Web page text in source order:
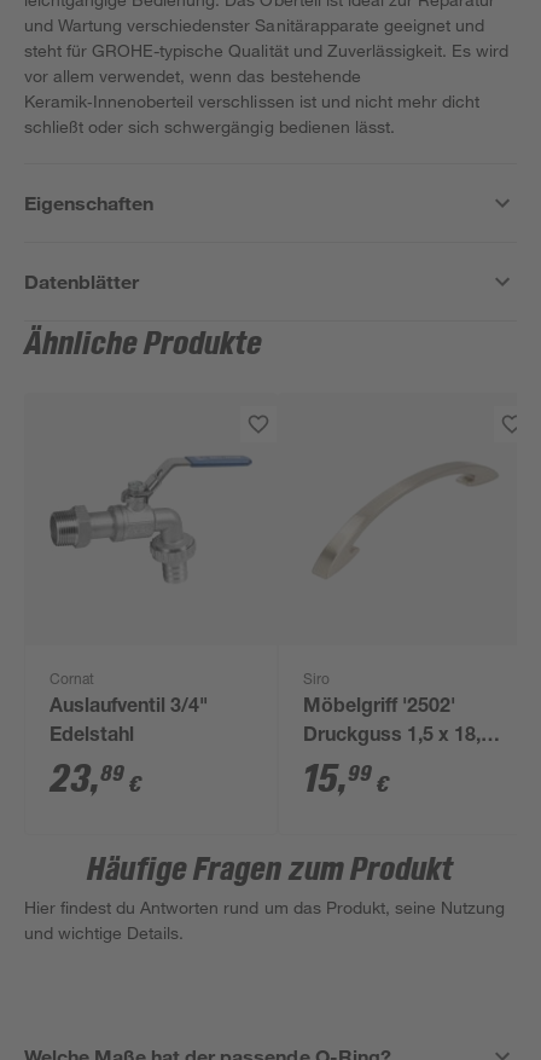
und Wartung verschiedenster Sanitärapparate geeignet und
steht für GROHE-typische Qualität und Zuverlässigkeit. Es wird
vor allem verwendet, wenn das bestehende
Keramik‑Innenoberteil verschlissen ist und nicht mehr dicht
schließt oder sich schwergängig bedienen lässt.
Eigenschaften
Datenblätter
Ähnliche Produkte
Cornat
Auslaufventil 3/4"
Edelstahl
23,89 €
Siro
Möbelgriff '2502'
Druckguss 1,5 x 18,9
x 3,4 cm
15,99 €
Häufige Fragen zum Produkt
Hier findest du Antworten rund um das Produkt, seine Nutzung
und wichtige Details.